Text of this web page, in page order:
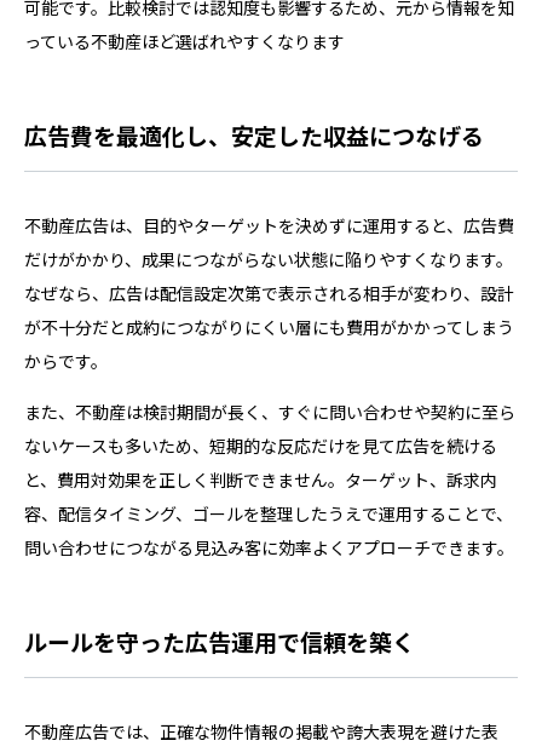
可能です。比較検討では認知度も影響するため、元から情報を知
っている不動産ほど選ばれやすくなります
広告費を最適化し、安定した収益につなげる
不動産広告は、目的やターゲットを決めずに運用すると、広告費
だけがかかり、成果につながらない状態に陥りやすくなります。
なぜなら、広告は配信設定次第で表示される相手が変わり、設計
が不十分だと成約につながりにくい層にも費用がかかってしまう
からです。
また、不動産は検討期間が長く、すぐに問い合わせや契約に至ら
ないケースも多いため、短期的な反応だけを見て広告を続ける
と、費用対効果を正しく判断できません。ターゲット、訴求内
容、配信タイミング、ゴールを整理したうえで運用することで、
問い合わせにつながる見込み客に効率よくアプローチできます。
ルールを守った広告運用で信頼を築く
不動産広告では、正確な物件情報の掲載や誇大表現を避けた表